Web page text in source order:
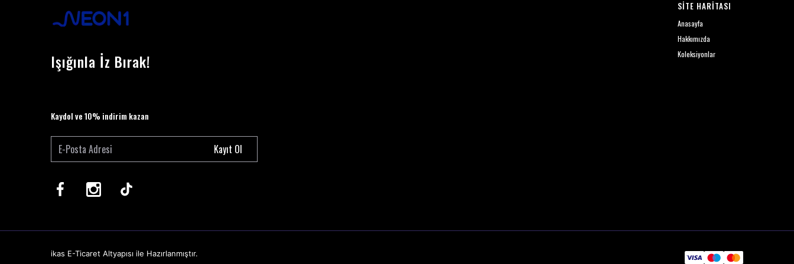
Işığınla İz Bırak!
Kaydol ve 10% indirim kazan
Kayıt Ol
SİTE HARİTASI
Anasayfa
Hakkımızda
Koleksiyonlar
ikas E-Ticaret Altyapısı ile Hazırlanmıştır.